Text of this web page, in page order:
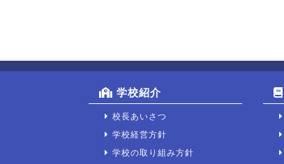
学校紹介
校長あいさつ
学校経営方針
学校の取り組み方針